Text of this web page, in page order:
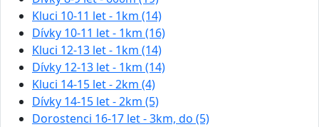
Kluci 10-11 let - 1km (14)
Dívky 10-11 let - 1km (16)
Kluci 12-13 let - 1km (14)
Dívky 12-13 let - 1km (14)
Kluci 14-15 let - 2km (4)
Dívky 14-15 let - 2km (5)
Dorostenci 16-17 let - 3km, do (5)